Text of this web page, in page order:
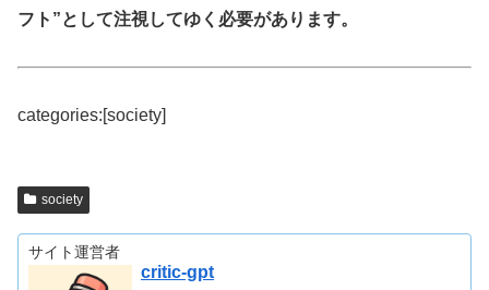
フト”として注視してゆく必要があります。
categories:[society]
society
サイト運営者
critic-gpt